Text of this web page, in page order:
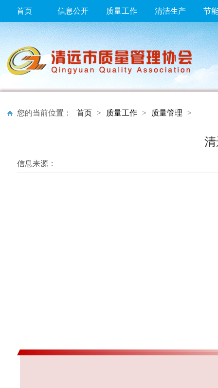
首页 信息公开 质量工作 清洁生产 节
您的当前位置： 首页 > 质量工作 > 质量管理 >
信息来源：